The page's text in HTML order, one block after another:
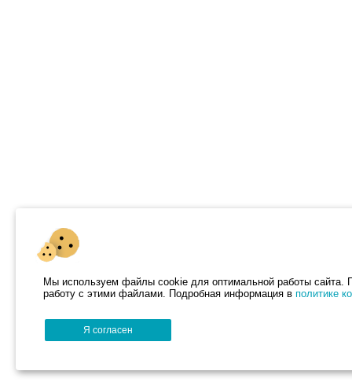
Мы используем файлы cookie для оптимальной работы сайта.
работу с этими файлами. Подробная информация в политике
Я согласен